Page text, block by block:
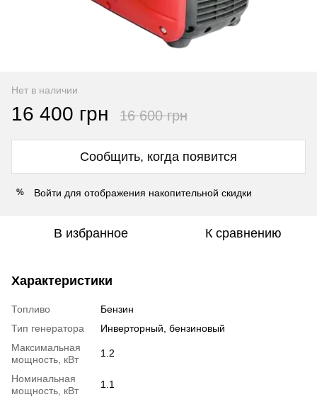
Нет в наличии
16 400 грн 16 600 грн
Сообщить, когда появится
% Войти для отображения накопительной скидки
В избранное К сравнению
Характеристики
Топливо
Бензин
Тип генератора
Инверторный, бензиновый
Максимальная
мощность, кВт
1.2
Номинальная
мощность, кВт
1.1